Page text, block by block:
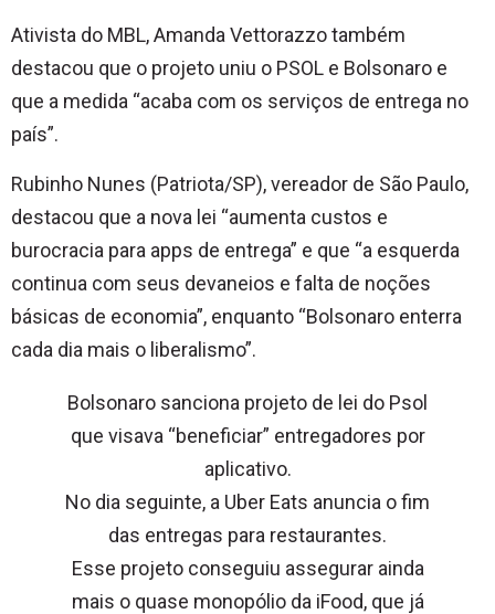
Ativista do MBL, Amanda Vettorazzo também
destacou que o projeto uniu o PSOL e Bolsonaro e
que a medida “acaba com os serviços de entrega no
país”.
Rubinho Nunes (Patriota/SP), vereador de São Paulo,
destacou que a nova lei “aumenta custos e
burocracia para apps de entrega” e que “a esquerda
continua com seus devaneios e falta de noções
básicas de economia”, enquanto “Bolsonaro enterra
cada dia mais o liberalismo”.
Bolsonaro sanciona projeto de lei do Psol
que visava “beneficiar” entregadores por
aplicativo.
No dia seguinte, a Uber Eats anuncia o fim
das entregas para restaurantes.
Esse projeto conseguiu assegurar ainda
mais o quase monopólio da iFood, que já